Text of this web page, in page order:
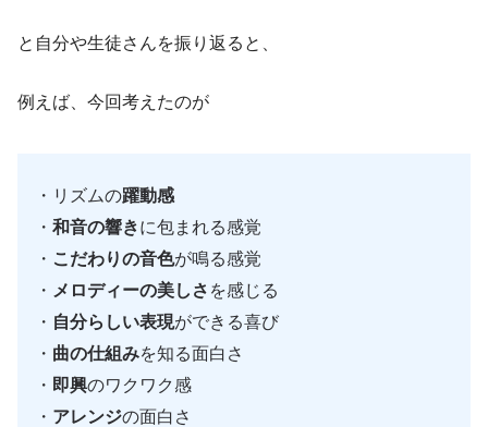
と自分や生徒さんを振り返ると、
例えば、今回考えたのが
・リズムの躍動感
・ 和音の響きに包まれる感覚
・ こだわりの音色が鳴る感覚
・ メロディーの美しさ を感じる
・ 自分らしい表現ができる喜び
・ 曲の仕組みを知る面白さ
・ 即興のワクワク感
・ アレンジの面白さ